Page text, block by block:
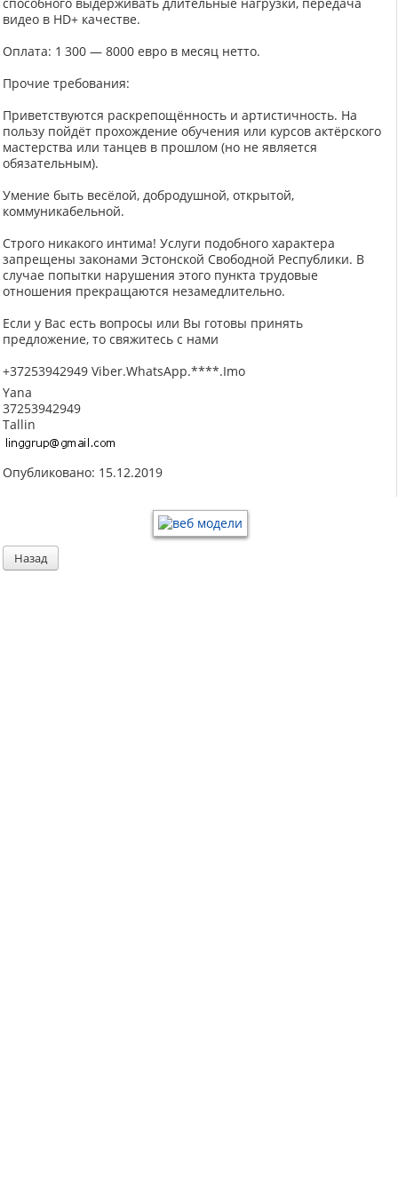
видео в HD+ качестве.
Оплата: 1 300 — 8000 евро в месяц нетто.
Прочие требования:
Приветствуются раскрепощённость и артистичность. На
пользу пойдёт прохождение обучения или курсов актёрского
мастерства или танцев в прошлом (но не является
обязательным).
Умение быть весёлой, добродушной, открытой,
коммуникабельной.
Строго никакого интима! Услуги подобного характера
запрещены законами Эстонской Свободной Республики. В
случае попытки нарушения этого пункта трудовые
отношения прекращаются незамедлительно.
Если у Вас есть вопросы или Вы готовы принять
предложение, то свяжитесь с нами
+37253942949 Viber.WhatsApp.****.Imo
Yana
37253942949
Tallin
Опубликовано: 15.12.2019
Назад